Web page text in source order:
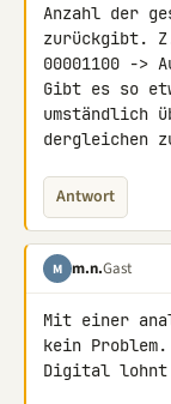
Anzahl der
zurückgibt.
00001100 ->
Gibt es so
umständlich
dergleichen
Antwort
M m.n.Gast
Mit einer
kein Problem.
Digital lohnt